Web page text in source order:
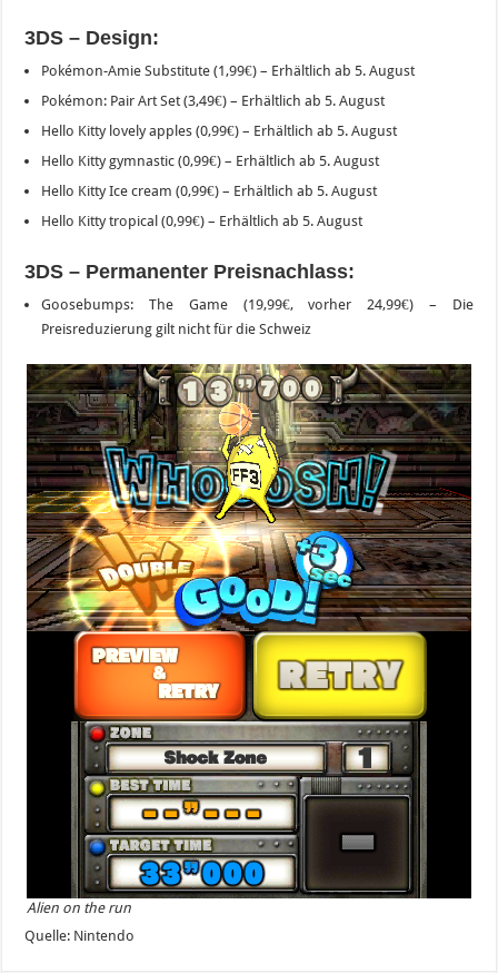
3DS – Design:
Pokémon-Amie Substitute (1,99€) – Erhältlich ab 5. August
Pokémon: Pair Art Set (3,49€) – Erhältlich ab 5. August
Hello Kitty lovely apples (0,99€) – Erhältlich ab 5. August
Hello Kitty gymnastic (0,99€) – Erhältlich ab 5. August
Hello Kitty Ice cream (0,99€) – Erhältlich ab 5. August
Hello Kitty tropical (0,99€) – Erhältlich ab 5. August
3DS – Permanenter Preisnachlass:
Goosebumps: The Game (19,99€, vorher 24,99€) – Die
Preisreduzierung gilt nicht für die Schweiz
Alien on the run
Quelle: Nintendo